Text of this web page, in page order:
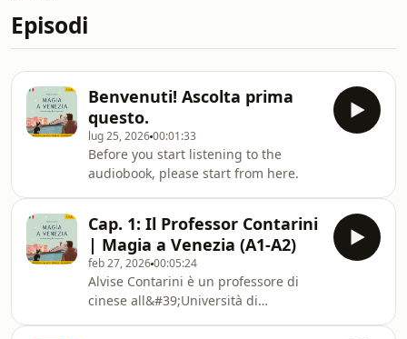
Episodi
Benvenuti! Ascolta prima
questo.
lug 25, 202600:01:33
Before you start listening to the
audiobook, please start from here.
Cap. 1: Il Professor Contarini
| Magia a Venezia (A1-A2)
feb 27, 202600:05:24
Alvise Contarini è un professore di
cinese all&#39;Università di